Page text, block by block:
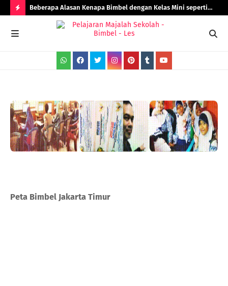
O
S
T
S
Beberapa Alasan Kenapa Bimbel dengan Kelas Mini seperti
Bimbel Jakarta Timur Lebih Efektif!
Peta Bimbel Jakarta Timur